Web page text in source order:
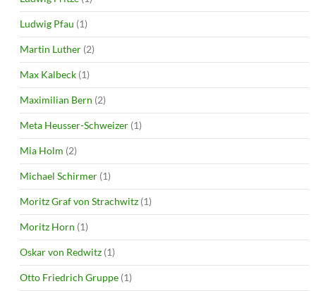
Ludwig Pfau (1)
Martin Luther (2)
Max Kalbeck (1)
Maximilian Bern (2)
Meta Heusser-Schweizer (1)
Mia Holm (2)
Michael Schirmer (1)
Moritz Graf von Strachwitz (1)
Moritz Horn (1)
Oskar von Redwitz (1)
Otto Friedrich Gruppe (1)